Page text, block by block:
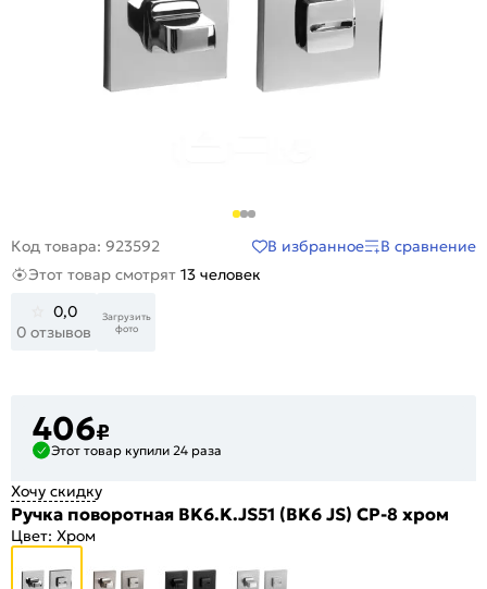
Код товара: 923592 В избранное
В сравнение
Этот товар смотрят 13 человек
0,0
0 отзывов
Загрузить
фото
406₽
Этот товар купили 24 раза
Хочу скидку
Ручка поворотная BK6.K.JS51 (BK6 JS) CP-8 хром
Цвет: Хром